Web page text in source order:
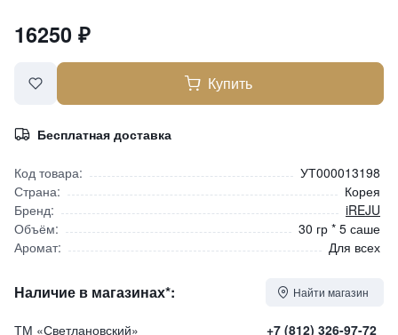
16250 ₽
Купить
Бесплатная доставка
Код товара:
УТ000013198
Страна:
Корея
Бренд:
iREJU
Объём:
30 гр * 5 саше
Аромат:
Для всех
Наличие в магазинах*: Найти магазин
ТМ «Светлановский»
+7 (812) 326-97-72